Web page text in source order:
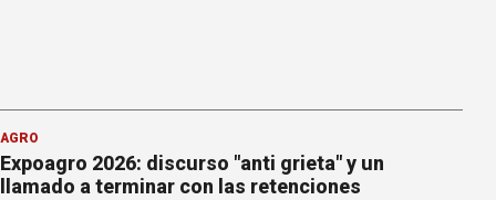
AGRO
Expoagro 2026: discurso "anti grieta" y un
llamado a terminar con las retenciones